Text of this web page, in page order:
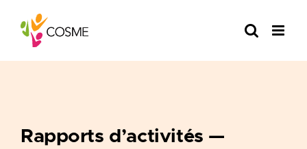
content
Rapports d’activités —